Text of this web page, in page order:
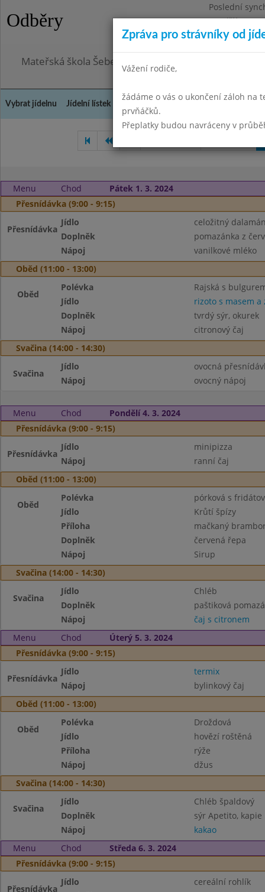
Odběry
Poslední
Pondělí
Omezení
Mateřská škola Šebetov, příspěvková organizace
Vybrat jídelnu Jídelní lístek
Menu Chod
Pátek 1. 3. 2024
Přesnídávka (9:00 - 9:15)
Přesnídávka
Jídlo
celožitný
Doplněk
pomazánka z
Nápoj
vanilkové mléko
Oběd (11:00 - 13:00)
Oběd
Polévka
Rajská s
Jídlo
rizoto s masem a
Doplněk
tvrdý sýr, okurek
Nápoj
citronový čaj
Svačina (14:00 - 14:30)
Svačina
Jídlo
ovocná
Nápoj
ovocný nápoj
Menu Chod
Pondělí 4. 3. 2024
Přesnídávka (9:00 - 9:15)
Přesnídávka
Jídlo
minipizza
Nápoj
ranní čaj
Oběd (11:00 - 13:00)
Oběd
Polévka
pórková s
Jídlo
Krůtí špízy
Příloha
mačkaný
Doplněk
červená řepa
Nápoj
Sirup
Svačina (14:00 - 14:30)
Svačina
Jídlo
Chléb
Doplněk
paštiková
Nápoj
čaj s citronem
Menu
Chod
Úterý 5. 3. 2024
Přesnídávka (9:00 - 9:15)
Přesnídávka
Jídlo
termix
Nápoj
bylinkový čaj
Oběd (11:00 - 13:00)
Oběd
Polévka
Droždová
Jídlo
hovězí roštěná
Příloha
rýže
Nápoj
džus
Svačina (14:00 - 14:30)
Svačina
Jídlo
Chléb špaldový
Doplněk
sýr Apetito, kapie
Nápoj
kakao
Menu
Chod
Středa 6. 3. 2024
Přesnídávka (9:00 - 9:15)
Přesnídávka
Jídlo
cereální rohlík
Zpráva pro strávníky od
Vážení rodiče,
žádáme o vás o ukončení záloh na
prvňáčků.
Přeplatky budou navráceny v